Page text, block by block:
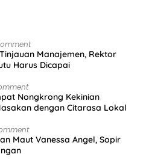
Manajemen, Rektor
Harus Dicapai
Nongkrong Kekinian
dengan Citarasa Lokal
Maut Vanessa Angel, Sopir